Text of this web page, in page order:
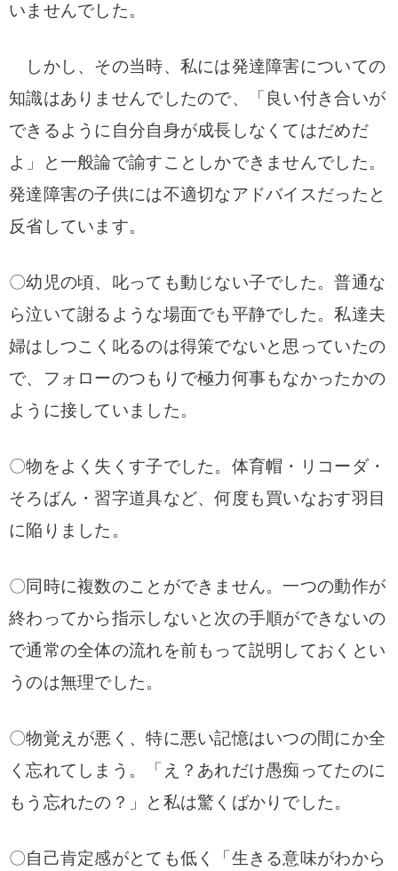
いませんでした。
しかし、その当時、私には発達障害についての
知識はありませんでしたので、
「良い付き合いが
できるように自分自身が成長しなくてはだめだ
よ」と一般論で諭すことしかできませんでした。
発達障害の子供には不適切なアドバイスだったと
反省しています。
〇幼児の頃、叱っても動じない子でした。普通な
ら泣いて謝るような場面でも平静でした。私達夫
婦はしつこく叱るのは得策でないと思っていたの
で、フォローのつもりで極力何事もなかったかの
ように接していました。
〇物をよく失くす子でした。体育帽・リコーダ・
そろばん・習字道具など、何度も買いなおす羽目
に陥りました。
〇同時に複数のことができません。一つの動作が
終わってから指示しないと次の手順ができないの
で通常の全体の流れを前もって説明しておくとい
うのは無理でした。
〇物覚えが悪く、特に悪い記憶はいつの間にか全
く忘れてしまう。「え？あれだけ愚痴ってたのに
もう忘れたの？」と私は驚くばかりでした。
〇自己肯定感がとても低く「生きる意味がわから